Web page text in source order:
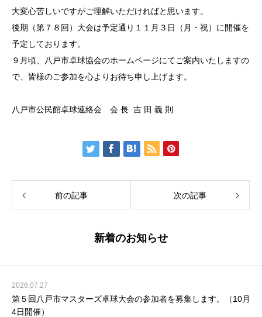
大変心苦しいですがご理解いただければと思います。
後期（第７８回）大会は予定通り１１月３日（月・祝）に開催を
予定しております。
９月頃、八戸市卓球協会のホームページにてご案内いたしますの
で、皆様のご参加を心よりお待ち申し上げます。
八戸市公民館卓球連絡会 会 長 吉 田 義 則
前の記事 次の記事
新着のお知らせ
2026.07.27
第５回八戸市マスターズ卓球大会の参加者を募集します。（10月
4日開催）